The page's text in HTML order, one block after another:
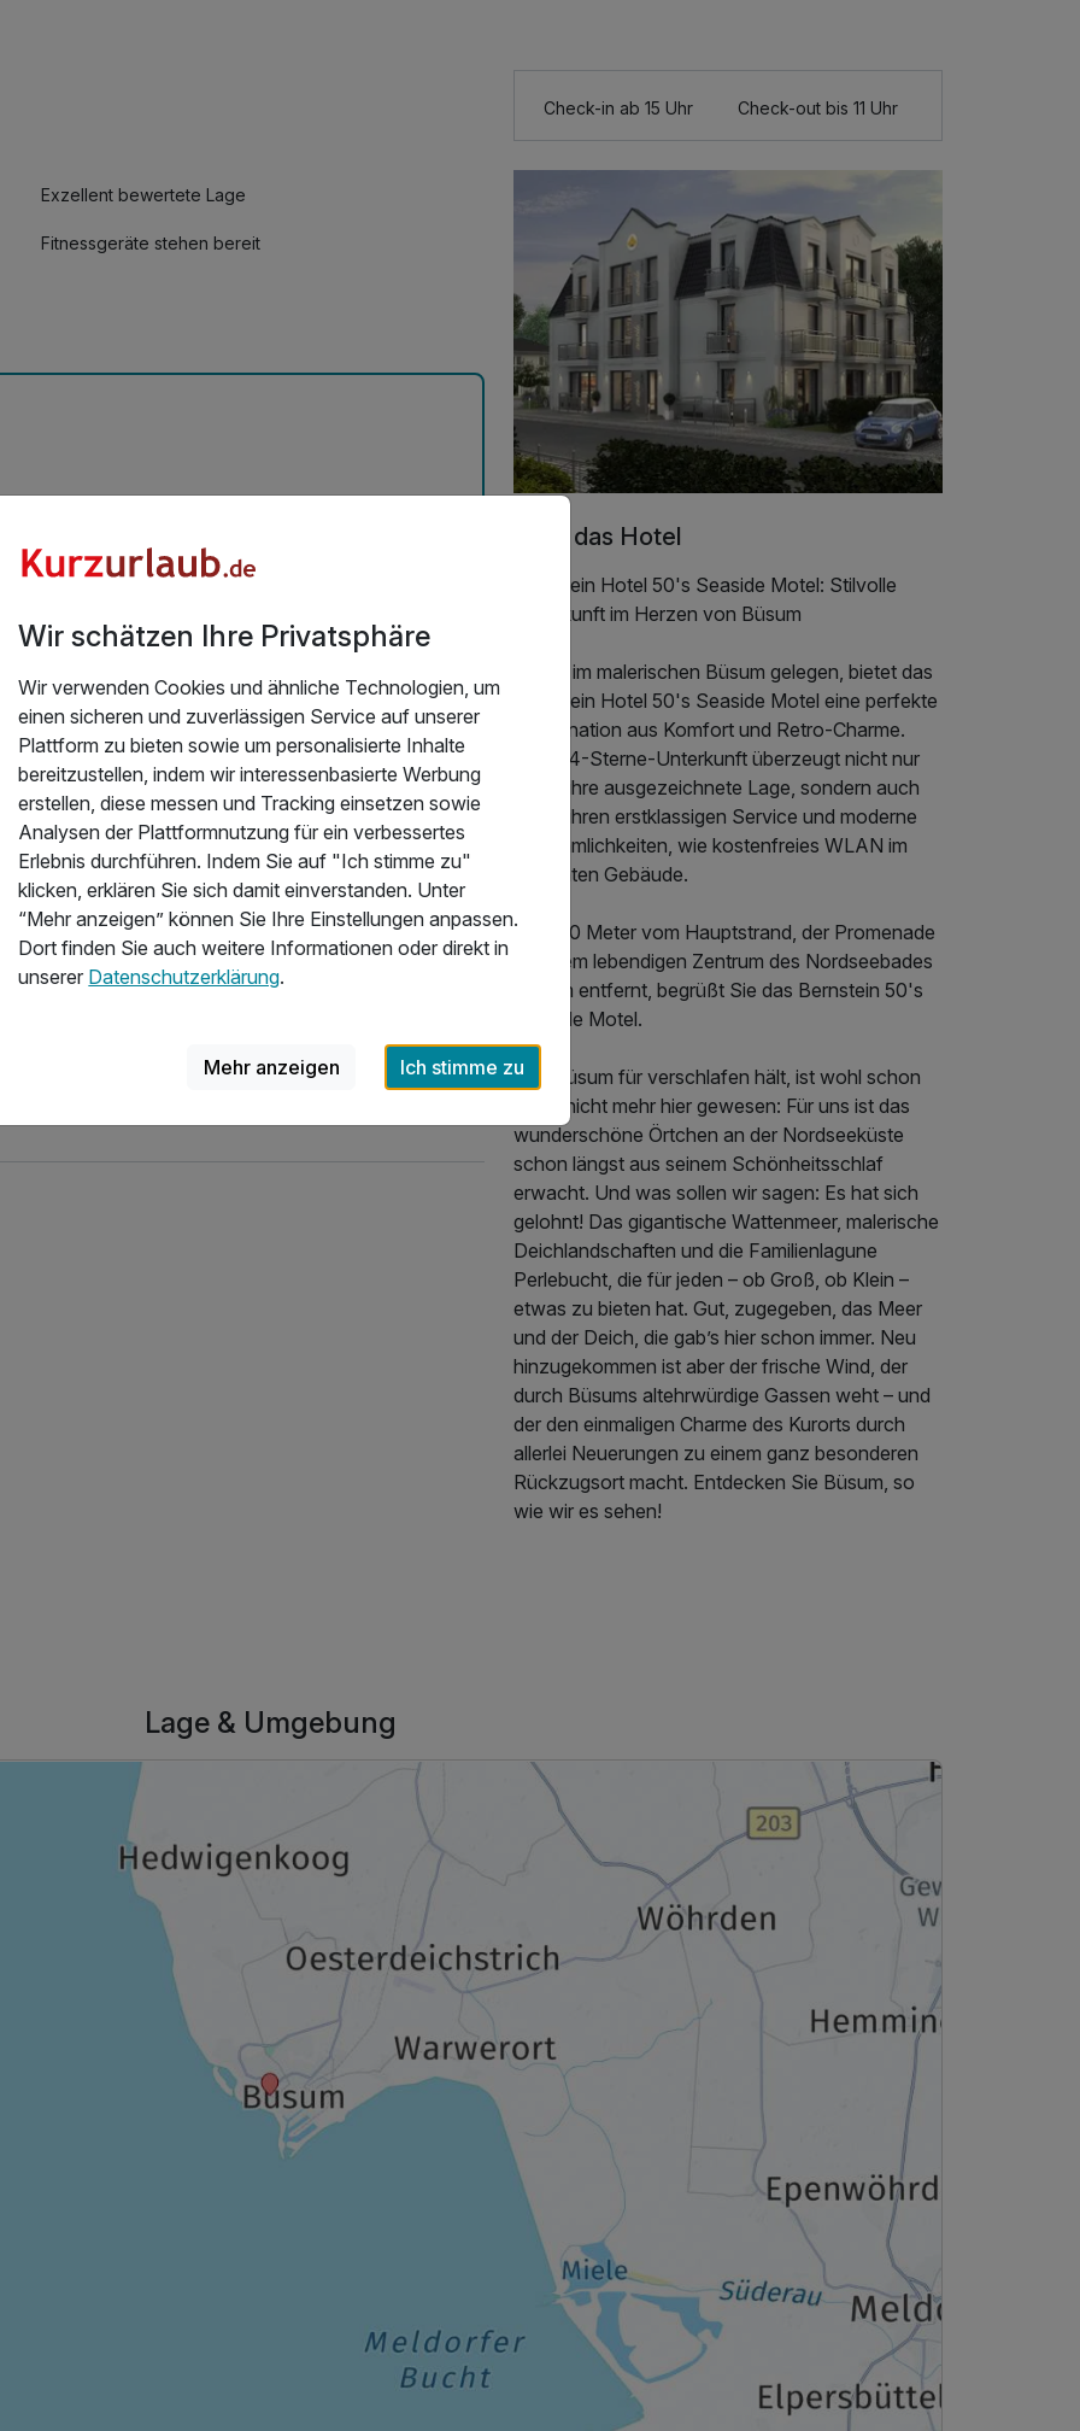
Exzellent bewertete Lage
Fitnessgeräte stehen bereit
Danke
p.P. ab 456,00 €
Check-in ab 15 Uhr Check-out bis 11 Uhr
Über das Hotel
Bernstein Hotel 50's Seaside Motel: Stilvolle
Unterkunft im Herzen von Büsum
Mitten im malerischen Büsum gelegen, bietet das
Bernstein Hotel 50's Seaside Motel eine perfekte
Kombination aus Komfort und Retro-Charme.
Diese 4-Sterne-Unterkunft überzeugt nicht nur
durch ihre ausgezeichnete Lage, sondern auch
durch ihren erstklassigen Service und moderne
Annehmlichkeiten, wie kostenfreies WLAN im
gesamten Gebäude.
Nur 150 Meter vom Hauptstrand, der Promenade
und dem lebendigen Zentrum des Nordseebades
Büsum entfernt, begrüßt Sie das Bernstein 50's
Seaside Motel.
Wer Büsum für verschlafen hält, ist wohl schon
lange nicht mehr hier gewesen: Für uns ist das
wunderschöne Örtchen an der Nordseeküste
schon längst aus seinem Schönheitsschlaf
erwacht. Und was sollen wir sagen: Es hat sich
gelohnt! Das gigantische Wattenmeer, malerische
Deichlandschaften und die Familienlagune
Perlebucht, die für jeden – ob Groß, ob Klein –
etwas zu bieten hat. Gut, zugegeben, das Meer
und der Deich, die gab’s hier schon immer. Neu
hinzugekommen ist aber der frische Wind, der
durch Büsums altehrwürdige Gassen weht – und
der den einmaligen Charme des Kurorts durch
allerlei Neuerungen zu einem ganz besonderen
Rückzugsort macht. Entdecken Sie Büsum, so
wie wir es sehen!
Lage & Umgebung
Wir schätzen Ihre Privatsphäre
Wir verwenden Cookies und ähnliche Technologien, um
einen sicheren und zuverlässigen Service auf unserer
Plattform zu bieten sowie um personalisierte Inhalte
bereitzustellen, indem wir interessenbasierte Werbung
erstellen, diese messen und Tracking einsetzen sowie
Analysen der Plattformnutzung für ein verbessertes
Erlebnis durchführen. Indem Sie auf "Ich stimme zu"
klicken, erklären Sie sich damit einverstanden. Unter
“Mehr anzeigen” können Sie Ihre Einstellungen anpassen.
Dort finden Sie auch weitere Informationen oder direkt in
unserer Datenschutzerklärung.
Mehr anzeigen Ich stimme zu